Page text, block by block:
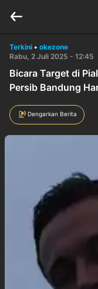
Terkini • okezone
Rabu, 2 Juli 2025 - 12:45
Bicara Target di
Persib Bandung
Dengarkan Berita